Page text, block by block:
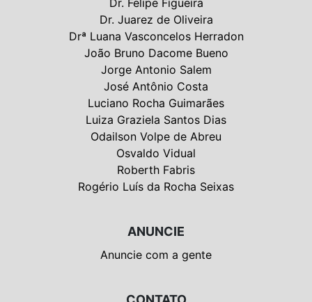
Dr. Felipe Figueira
Dr. Juarez de Oliveira
Drª Luana Vasconcelos Herradon
João Bruno Dacome Bueno
Jorge Antonio Salem
José Antônio Costa
Luciano Rocha Guimarães
Luiza Graziela Santos Dias
Odailson Volpe de Abreu
Osvaldo Vidual
Roberth Fabris
Rogério Luís da Rocha Seixas
ANUNCIE
Anuncie com a gente